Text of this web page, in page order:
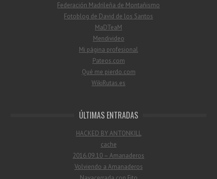
Federación Madrileña de Montañismo
Fotoblog de David de los Santos
MaDTeaM
Mendivideo
Mi página profesional
Pateos.com
Qué me pierdo.com
WikiRutas.es
ÚLTIMAS ENTRADAS
HACKED BY ANTONKILL
cache
2016.09.10 – Amanaderos
Volviendo a Amanaderos